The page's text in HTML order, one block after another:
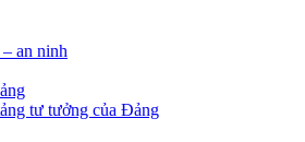
an ninh
tư tưởng của Đảng